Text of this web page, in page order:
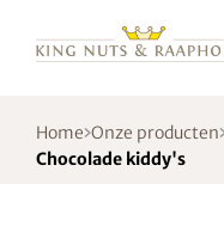
Home Onze producten
Chocolade kiddy's